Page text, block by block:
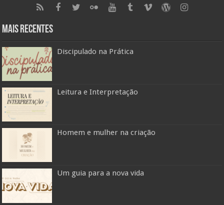
Mais Recentes
Discipulado na Prática
Leitura e Interpretação
Homem e mulher na criação
Um guia para a nova vida